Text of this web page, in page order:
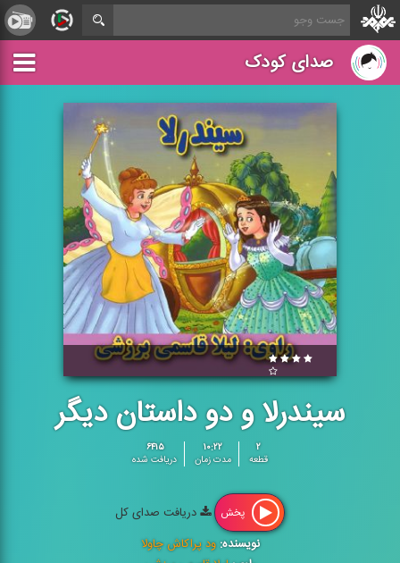
صدای کودک
سیندرلا و دو داستان دیگر
۲
قطعه
۱۰:۲۲
مدت زمان
۶۴۱۵
دریافت شده
پخش
دریافت صدای کل
نویسنده:ود پراکاش چاولا